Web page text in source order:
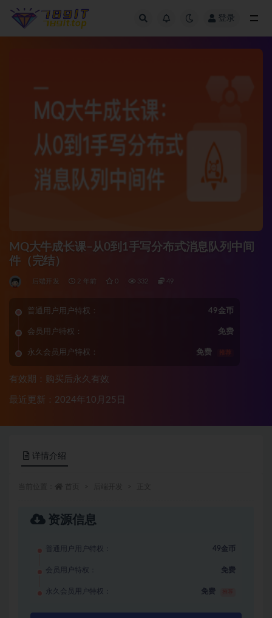
登录
MQ大牛成长课–从0到1手写分布式消息队列中间
件（完结）
后端开发 2 年前 0 332 49
普通用户用户特权： 49金币
会员用户特权： 免费
永久会员用户特权： 免费 推荐
有效期：购买后永久有效
最近更新：2024年10月25日
详情介绍
资源信息
普通用户用户特权： 49金币
会员用户特权： 免费
永久会员用户特权： 免费